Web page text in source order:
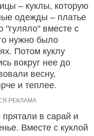
– куклы, которую
одежды – платье
"гуляло" вместе с
нужно было
Потом куклу
вокруг нее до
весну,
и теплее.
в сарай и
Вместе с куклой